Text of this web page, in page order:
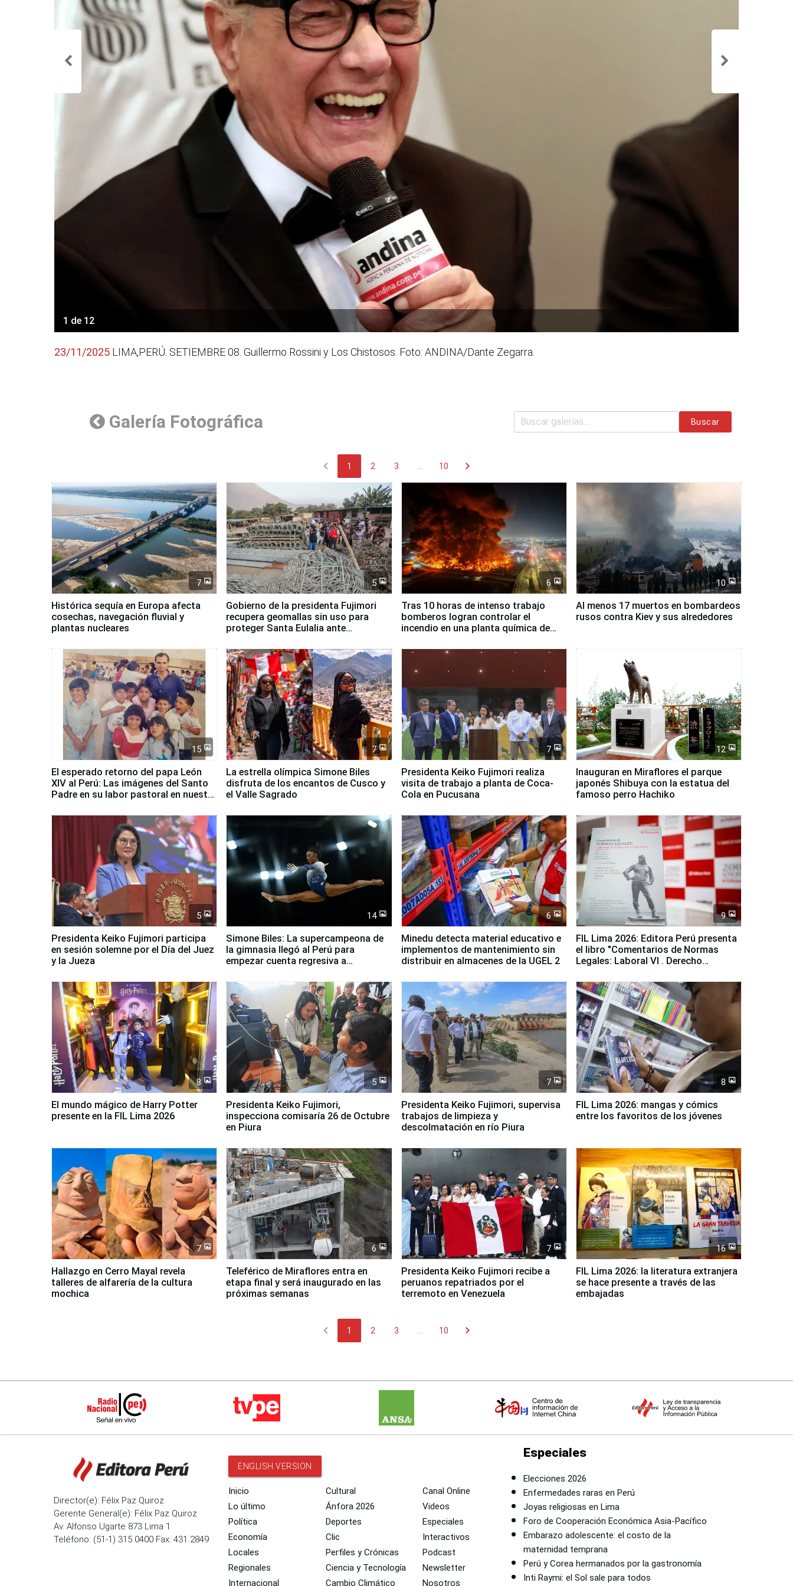
1 de 12
23/11/2025 LIMA,PERÚ. SETIEMBRE 08. Guillermo Rossini y Los Chistosos. Foto: ANDINA/Dante Zegarra.
Galería Fotográfica Buscar
chevron_left 1 2 3 10 chevron_right
7
Histórica sequía en Europa afecta
cosechas, navegación fluvial y
plantas nucleares
5
Gobierno de la presidenta Fujimori
recupera geomallas sin uso para
proteger Santa Eulalia ante
6
Tras 10 horas de intenso trabajo
bomberos logran controlar el
incendio en una planta química de
10
Al menos 17 muertos en bombardeos
rusos contra Kiev y sus alrededores
15
El esperado retorno del papa León
XIV al Perú: Las imágenes del Santo
Padre en su labor pastoral en nuestro
7
La estrella olímpica Simone Biles
disfruta de los encantos de Cusco y
el Valle Sagrado
7
Presidenta Keiko Fujimori realiza
visita de trabajo a planta de Coca-
Cola en Pucusana
12
Inauguran en Miraflores el parque
japonés Shibuya con la estatua del
famoso perro Hachiko
5
Presidenta Keiko Fujimori participa
en sesión solemne por el Día del Juez
y la Jueza
14
Simone Biles: La supercampeona de
la gimnasia llegó al Perú para
empezar cuenta regresiva a
6
Minedu detecta material educativo e
implementos de mantenimiento sin
distribuir en almacenes de la UGEL 2
9
FIL Lima 2026: Editora Perú presenta
el libro "Comentarios de Normas
Legales: Laboral Vl . Derecho
8
El mundo mágico de Harry Potter
presente en la FIL Lima 2026
5
Presidenta Keiko Fujimori,
inspecciona comisaría 26 de Octubre
en Piura
7
Presidenta Keiko Fujimori, supervisa
trabajos de limpieza y
descolmatación en río Piura
8
FIL Lima 2026: mangas y cómics
entre los favoritos de los jóvenes
7
Hallazgo en Cerro Mayal revela
talleres de alfarería de la cultura
mochica
6
Teleférico de Miraflores entra en
etapa final y será inaugurado en las
próximas semanas
7
Presidenta Keiko Fujimori recibe a
peruanos repatriados por el
terremoto en Venezuela
16
FIL Lima 2026: la literatura extranjera
se hace presente a través de las
embajadas
chevron_left 1 2 3 10 chevron_right
Director(e): Félix Paz Quiroz
Gerente General(e): Félix Paz Quiroz
Av. Alfonso Ugarte 873 Lima 1
Teléfono: (51-1) 315 0400 Fax: 431 2849
ENGLISH VERSION
Inicio
Lo último
Política
Economía
Locales
Regionales
Internacional
Cultural
Ánfora 2026
Deportes
Clic
Perfiles y Crónicas
Ciencia y Tecnología
Cambio Climático
Canal Online
Videos
Especiales
Interactivos
Podcast
Newsletter
Nosotros
Especiales
Elecciones 2026
Enfermedades raras en Perú
Joyas religiosas en Lima
Foro de Cooperación Económica Asia-Pacífico
Embarazo adolescente: el costo de la
maternidad temprana
Perú y Corea hermanados por la gastronomía
Inti Raymi: el Sol sale para todos